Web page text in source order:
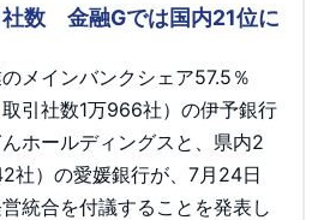
社数 金融Gでは国内21位に
メインバンクシェア57.5％
取引社数1万966社）の伊予銀行
ホールディングスと、県内2
社）の愛媛銀行が、7月24日
統合を付議することを発表し